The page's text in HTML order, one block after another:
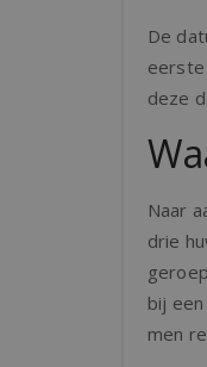
De
eerste
deze
Naar
drie
bij
men